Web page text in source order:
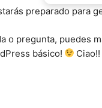
preparado para
o pregunta, puedes
básico!
Ciao!!